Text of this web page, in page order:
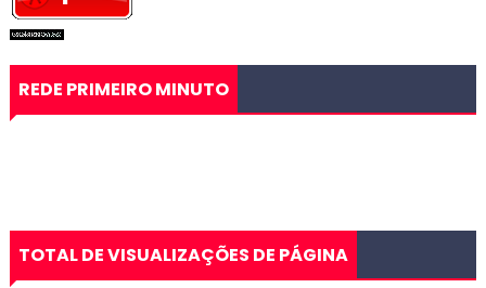
REDE PRIMEIRO MINUTO
TOTAL DE VISUALIZAÇÕES DE PÁGINA